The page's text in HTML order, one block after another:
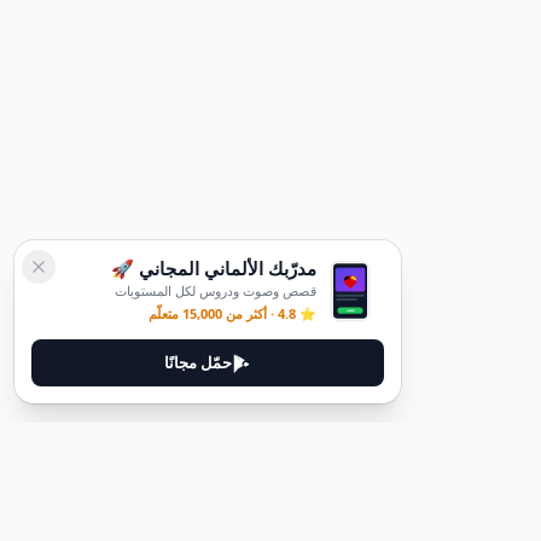
مدرّبك الألماني المجاني 🚀
قصص وصوت ودروس لكل المستويات
⭐ 4.8 · أكثر من 15,000 متعلّم
حمّل مجانًا